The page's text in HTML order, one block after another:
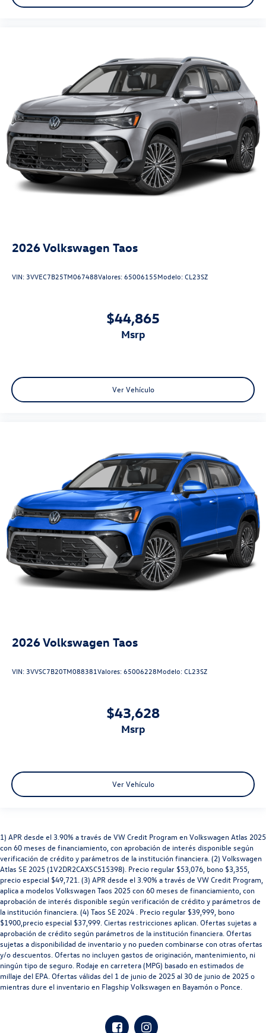
2026Volkswagen Taos
VIN: 3VVEC7B25TM067488Valores:65006155Modelo:CL23SZ
$44,865
msrp
Ver Vehículo
2026Volkswagen Taos
VIN: 3VVSC7B20TM088381Valores:65006228Modelo:CL23SZ
$43,628
msrp
Ver Vehículo
1) APR desde el 3.90% a través de VW Credit Program en Volkswagen Atlas 2025
con 60 meses de financiamiento, con aprobación de interés disponible según
verificación de crédito y parámetros de la institución financiera. (2) Volkswagen
Atlas SE 2025 (1V2DR2CAXSC515398). Precio regular $53,076, bono $3,355,
precio especial $49,721. (3) APR desde el 3.90% a través de VW Credit Program,
aplica a modelos Volkswagen Taos 2025 con 60 meses de financiamiento, con
aprobación de interés disponible según verificación de crédito y parámetros de
la institución financiera. (4) Taos SE 2024 . Precio regular $39,999, bono
$1900,precio especial $37,999. Ciertas restricciones aplican. Ofertas sujetas a
aprobación de crédito según parámetros de la institución financiera. Ofertas
sujetas a disponibilidad de inventario y no pueden combinarse con otras ofertas
y/o descuentos. Ofertas no incluyen gastos de originación, mantenimiento, ni
ningún tipo de seguro. Rodaje en carretera (MPG) basado en estimados de
millaje del EPA. Ofertas válidas del 1 de junio de 2025 al 30 de junio de 2025 o
mientras dure el inventario en Flagship Volkswagen en Bayamón o Ponce.